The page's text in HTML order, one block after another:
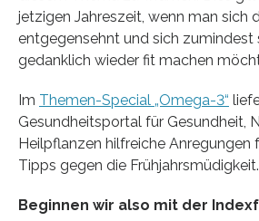
jetzigen Jahreszeit, wenn man sich
entgegensehnt und sich zumindest
gedanklich wieder fit machen
Im Themen-Special „Omega-3“
Gesundheitsportal für Gesundheit,
Heilpflanzen hilfreiche Anregungen
Tipps gegen die Frühjahrsmüdigkeit.
Beginnen wir also mit der